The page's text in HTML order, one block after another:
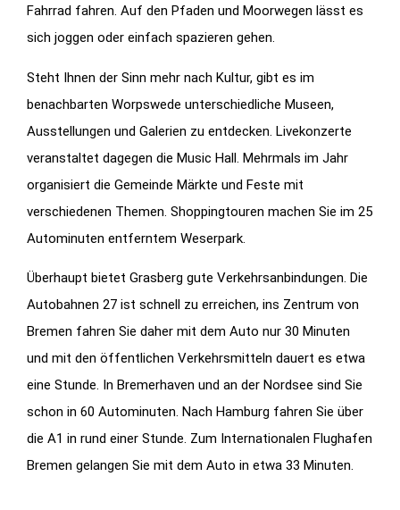
Fahrrad fahren. Auf den Pfaden und Moorwegen lässt es
sich joggen oder einfach spazieren gehen.
Steht Ihnen der Sinn mehr nach Kultur, gibt es im
benachbarten Worpswede unterschiedliche Museen,
Ausstellungen und Galerien zu entdecken. Livekonzerte
veranstaltet dagegen die Music Hall. Mehrmals im Jahr
organisiert die Gemeinde Märkte und Feste mit
verschiedenen Themen. Shoppingtouren machen Sie im 25
Autominuten entferntem Weserpark.
Überhaupt bietet Grasberg gute Verkehrsanbindungen. Die
Autobahnen 27 ist schnell zu erreichen, ins Zentrum von
Bremen fahren Sie daher mit dem Auto nur 30 Minuten
und mit den öffentlichen Verkehrsmitteln dauert es etwa
eine Stunde. In Bremerhaven und an der Nordsee sind Sie
schon in 60 Autominuten. Nach Hamburg fahren Sie über
die A1 in rund einer Stunde. Zum Internationalen Flughafen
Bremen gelangen Sie mit dem Auto in etwa 33 Minuten.